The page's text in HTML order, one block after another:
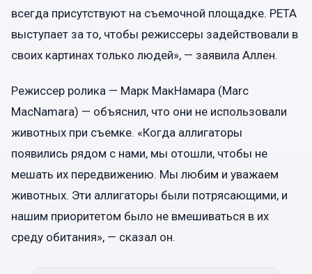
всегда присутствуют на съемочной площадке. PETA
выступает за то, чтобы режиссеры задействовали в
своих картинах только людей», — заявила Аллен.
Режиссер ролика — Марк МакНамара (Marc
MacNamara) — объяснил, что они не использовали
животных при съемке. «Когда аллигаторы
появились рядом с нами, мы отошли, чтобы не
мешать их передвижению. Мы любим и уважаем
животных. Эти аллигаторы были потрясающими, и
нашим приоритетом было не вмешиваться в их
среду обитания», — сказал он.